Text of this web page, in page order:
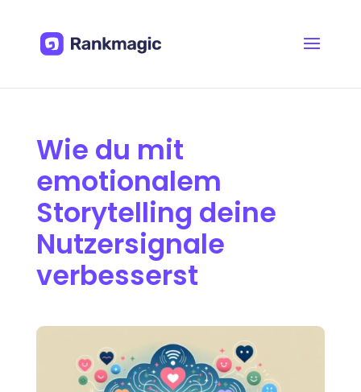
Wie du mit
emotionalem
Storytelling deine
Nutzersignale
verbesserst